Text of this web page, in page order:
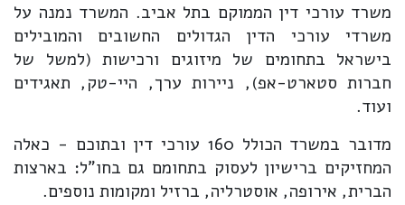
משרד עורכי דין הממוקם בתל אביב. המשרד נמנה על
משרדי עורכי הדין הגדולים החשובים והמובילים
בישראל בתחומים של מיזוגים ורכישות (למשל של
חברות סטארט-אפ), ניירות ערך, היי-טק, תאגידים
ועוד.
מדובר במשרד הכולל 160 עורכי דין ובתוכם - כאלה
המחזיקים ברישיון לעסוק בתחומם גם בחו"ל: בארצות
הברית, אירופה, אוסטרליה, ברזיל ומקומות נוספים.